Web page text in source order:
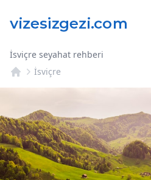
İsviçre seyahat rehberi
İsviçre